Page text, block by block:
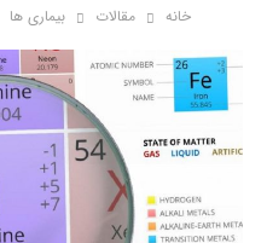
خانه مقالات بیماری ها